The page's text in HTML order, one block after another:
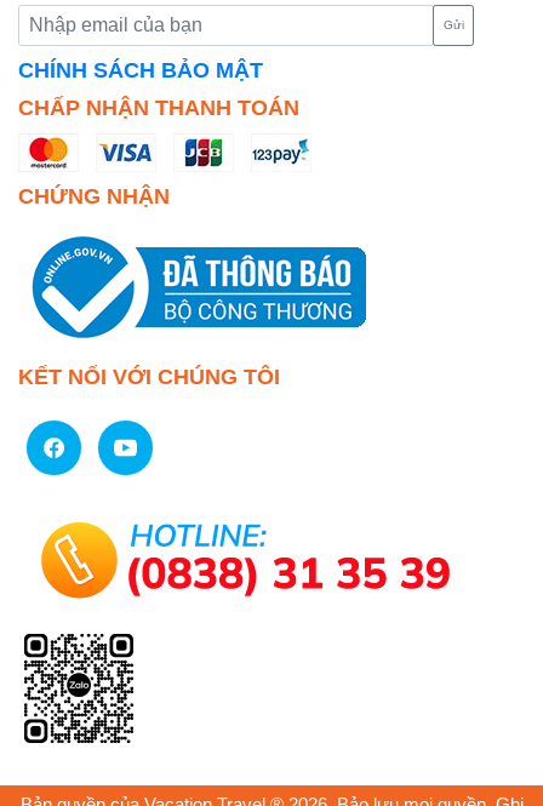
Gửi
CHÍNH SÁCH BẢO MẬT
CHẤP NHẬN THANH TOÁN
CHỨNG NHẬN
KẾT NỐI VỚI CHÚNG TÔI